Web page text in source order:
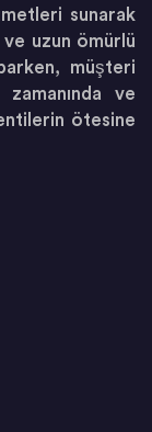
sunarak
ve uzun ömürlü
müşteri
ve
ötesine